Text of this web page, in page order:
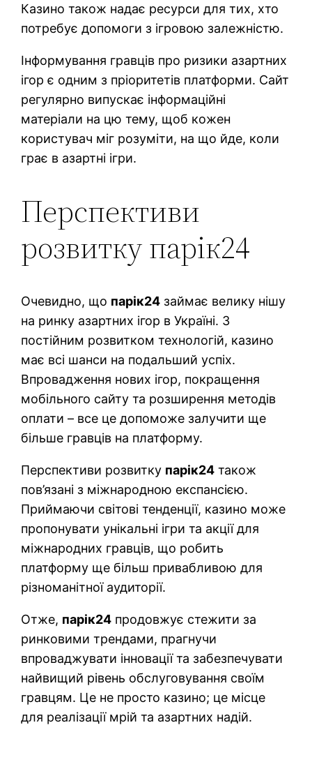
Казино також надає ресурси для тих, хто
потребує допомоги з ігровою залежністю.
Інформування гравців про ризики азартних
ігор є одним з пріоритетів платформи. Сайт
регулярно випускає інформаційні
матеріали на цю тему, щоб кожен
користувач міг розуміти, на що йде, коли
грає в азартні ігри.
Перспективи
розвитку парік24
Очевидно, що парік24 займає велику нішу
на ринку азартних ігор в Україні. З
постійним розвитком технологій, казино
має всі шанси на подальший успіх.
Впровадження нових ігор, покращення
мобільного сайту та розширення методів
оплати – все це допоможе залучити ще
більше гравців на платформу.
Перспективи розвитку парік24 також
пов’язані з міжнародною експансією.
Приймаючи світові тенденції, казино може
пропонувати унікальні ігри та акції для
міжнародних гравців, що робить
платформу ще більш привабливою для
різноманітної аудиторії.
Отже, парік24 продовжує стежити за
ринковими трендами, прагнучи
впроваджувати інновації та забезпечувати
найвищий рівень обслуговування своїм
гравцям. Це не просто казино; це місце
для реалізації мрій та азартних надій.